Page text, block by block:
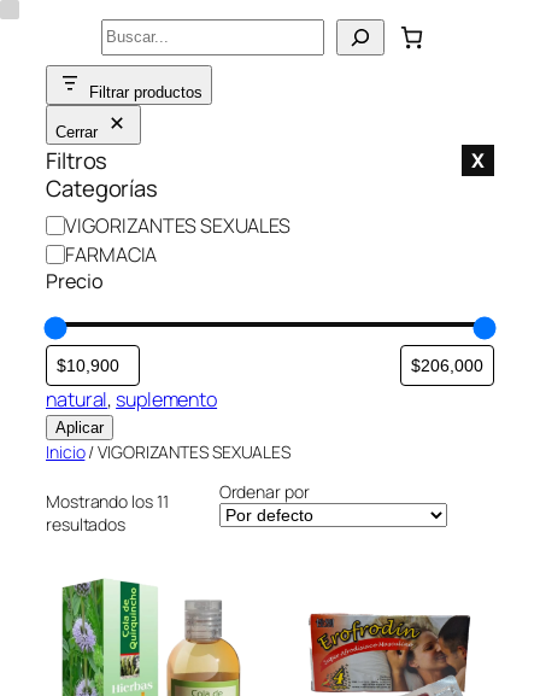
Saltar
contenido
Buscar
Filtrar productos
Cerrar
Filtros X
Categorías
C
a
t
g
o
r
í
a
VIGORIZANTES SEXUALES
FARMACIA
Precio
natural, suplemento
Aplicar
Inicio/ VIGORIZANTES SEXUALES
Mostrando los 11
resultados
Ordenar por